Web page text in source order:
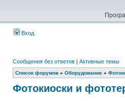
Вход
Сообщения без ответов | Активные темы
Список форумов » Оборудование »
Фотокиоски и